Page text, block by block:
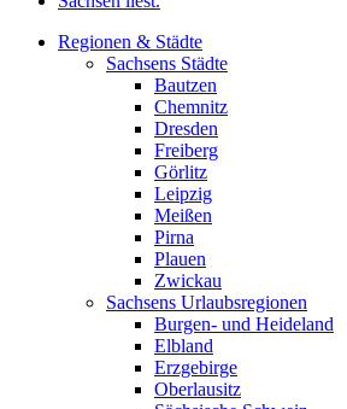
Regionen & Städte
Sachsens Städte
Bautzen
Chemnitz
Dresden
Freiberg
Görlitz
Leipzig
Meißen
Pirna
Plauen
Zwickau
Sachsens Urlaubsregionen
Burgen- und Heideland
Elbland
Erzgebirge
Oberlausitz